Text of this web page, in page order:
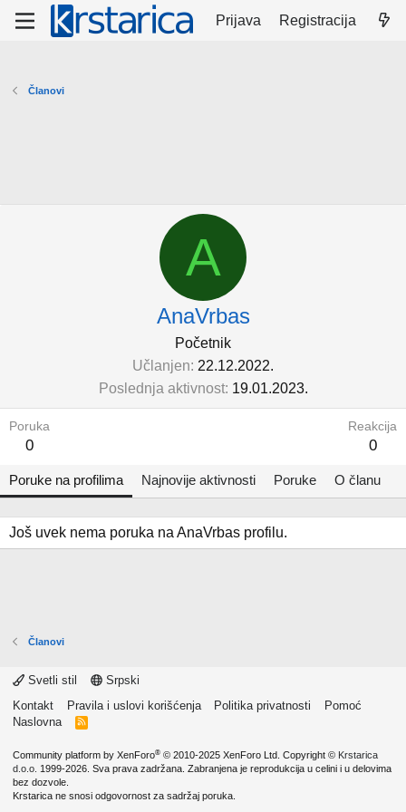
Prijava Registracija
Članovi
A
AnaVrbas
Početnik
Učlanjen 22.12.2022.
Poslednja aktivnost 19.01.2023.
Poruka
0
Reakcija
0
Poruke na profilima Najnovije aktivnosti Poruke O članu
Još uvek nema poruka na AnaVrbas profilu.
Članovi
Svetli stil
Srpski
Kontakt
Pravila i uslovi korišćenja Politika privatnosti
Pomoć
Naslovna
R
Community platform by XenForo® © 2010-2025 XenForo Ltd. Copyright © Krstarica
d.o.o. 1999-2026. Sva prava zadržana. Zabranjena je reprodukcija u celini i u delovima
bez dozvole.
Krstarica ne snosi odgovornost za sadržaj poruka.